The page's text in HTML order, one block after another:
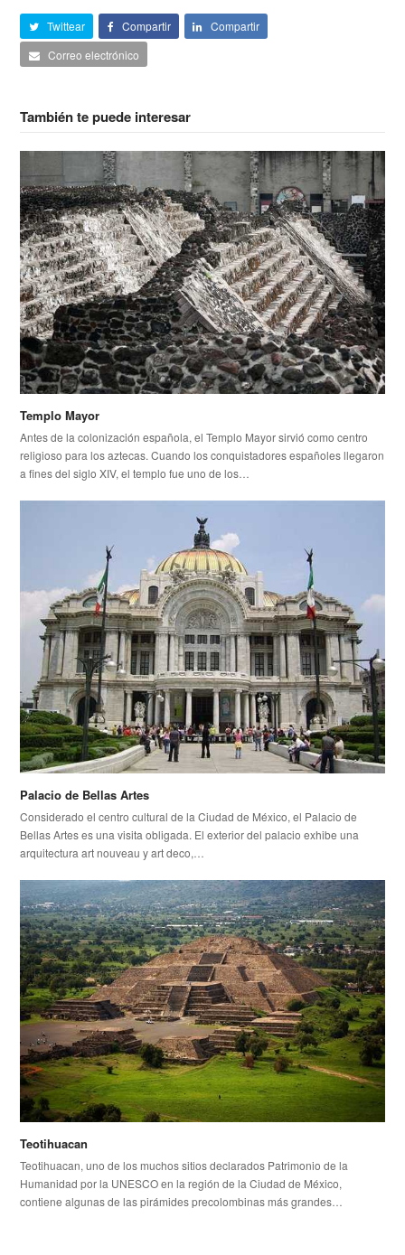
Twittear Compartir
Compartir
Correo electrónico
También te puede interesar
Templo Mayor
Antes de la colonización española, el Templo Mayor sirvió como centro
religioso para los aztecas. Cuando los conquistadores españoles llegaron
a fines del siglo XIV, el templo fue uno de los…
Palacio de Bellas Artes
Considerado el centro cultural de la Ciudad de México, el Palacio de
Bellas Artes es una visita obligada. El exterior del palacio exhibe una
arquitectura art nouveau y art deco,…
Teotihuacan
Teotihuacan, uno de los muchos sitios declarados Patrimonio de la
Humanidad por la UNESCO en la región de la Ciudad de México,
contiene algunas de las pirámides precolombinas más grandes…